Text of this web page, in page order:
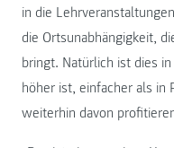
in die
die Ortsunabhängigkeit,
bringt. Natürlich ist dies
höher ist, einfacher als in
weiterhin davon